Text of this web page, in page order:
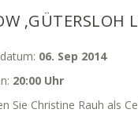
‚GÜTERSLOH
06. Sep 2014
20:00 Uhr
Sie Christine Rauh als